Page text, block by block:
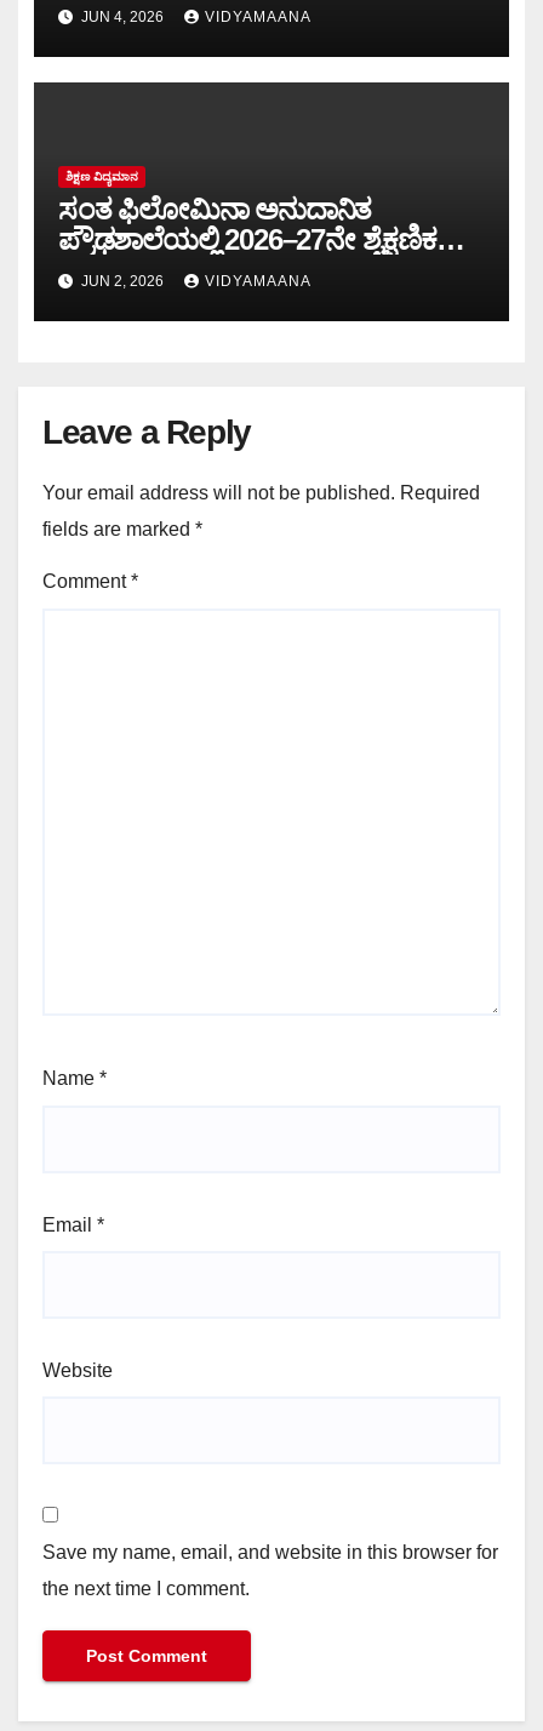
JUN 4, 2026 VIDYAMAANA
ಶಿಕ್ಷಣ ವಿದ್ಯಮಾನ
ಸಂತ ಫಿಲೋಮಿನಾ ಅನುದಾನಿತ
ಪ್ರೌಢಶಾಲೆಯಲ್ಲಿ 2026–27ನೇ ಶೈಕ್ಷಣಿಕ
ವರ್ಷದ ಶಾಲಾ ಪ್ರಾರಂಭೋತ್ಸವ:
ಪ್ರತಿಭಾನ್ವಿತ ವಿದ್ಯಾರ್ಥಿಗಳಿಗೆ ಸನ್ಮಾನ
JUN 2, 2026 VIDYAMAANA
Leave a Reply
Your email address will not be published. Required
fields are marked *
Comment*
Name *
Email *
Website
Save my name, email, and website in this browser for
the next time I comment.